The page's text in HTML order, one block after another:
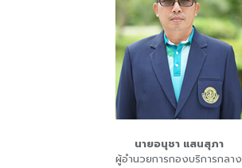
นายอนุชา แสนสุภา
ผู้อำนวยการกองบริการกลาง